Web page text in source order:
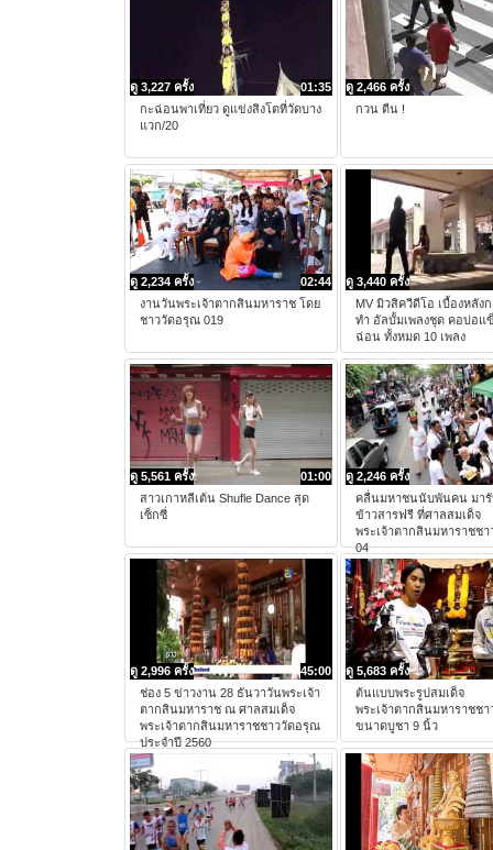
01:35
ดู 3,227 ครั้ง
กะฉ่อนพาเที่ยว ดูแข่งสิงโตที่วัดบาง
แวก/20
ดู 2,466 ครั้ง
กวน ตีน !
02:44
ดู 2,234 ครั้ง
งานวันพระเจ้าตากสินมหาราช โดย
ชาววัดอรุณ 019
ดู 3,440 ครั้ง
MV มิวสิควีดีโอ เบื้องหลัง
ทำ อัลบั้มเพลงชุด คอบ่อแ
ฉ่อน ทั้งหมด 10 เพลง
01:00
ดู 5,561 ครั้ง
สาวเกาหลีเต้น Shufle Dance สุด
เซ็กซี่
ดู 2,246 ครั้ง
คลื่นมหาชนนับพันคน มา
ข้าวสารฟรี ที่ศาลสมเด็จ
พระเจ้าตากสินมหาราชช
04
45:00
ดู 2,996 ครั้ง
ช่อง 5 ข่าวงาน 28 ธันวาวันพระเจ้า
ตากสินมหาราช ณ ศาลสมเด็จ
พระเจ้าตากสินมหาราชชาววัดอรุณ
ประจำปี 2560
ดู 5,683 ครั้ง
ต้นแบบพระรูปสมเด็จ
พระเจ้าตากสินมหาราชช
ขนาดบูชา 9 นิ้ว